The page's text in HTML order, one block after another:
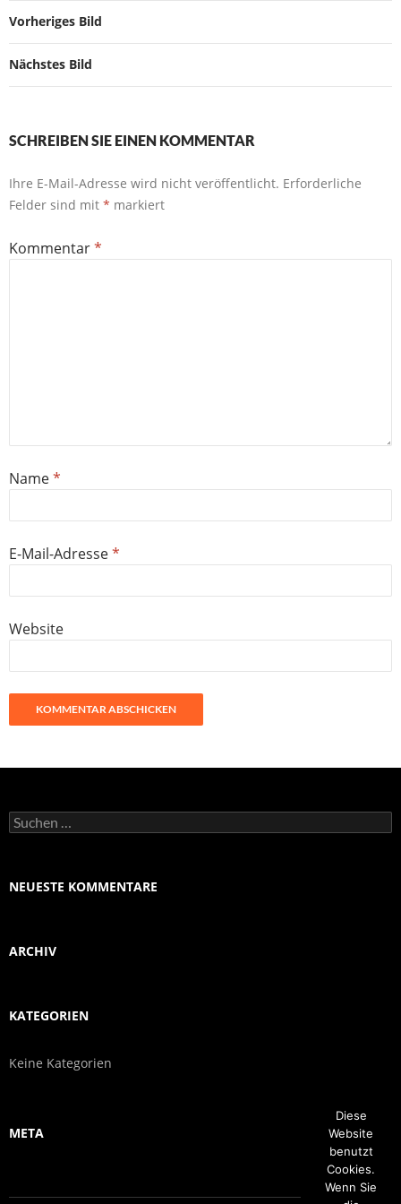
Vorheriges Bild
Nächstes Bild
SCHREIBEN SIE EINEN KOMMENTAR
Ihre E-Mail-Adresse wird nicht veröffentlicht. Erforderliche
Felder sind mit * markiert
Kommentar*
Name*
E-Mail-Adresse*
Website
Suchen
nach:
NEUESTE KOMMENTARE
ARCHIV
KATEGORIEN
Keine Kategorien
META
Diese
Website
benutzt
Cookies.
Wenn Sie